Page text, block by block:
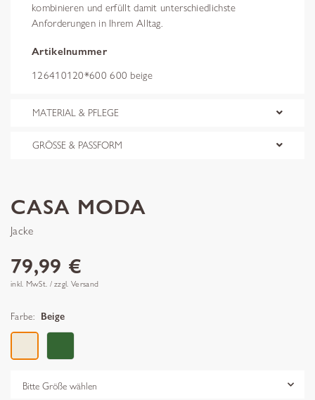
kombinieren und erfüllt damit unterschiedlichste
Anforderungen in Ihrem Alltag.
Artikelnummer
126410120*600 600 beige
MATERIAL & PFLEGE
GRÖSSE & PASSFORM
CASA MODA
Jacke
79,99 €
inkl. MwSt. / zzgl. Versand
Farbe: Beige